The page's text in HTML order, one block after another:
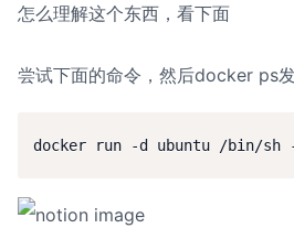
怎么理解这个东西，看下面
尝试下面的命令，然后docker ps
docker run -d ubuntu /bin/